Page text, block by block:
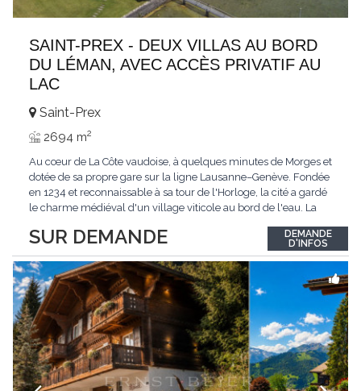
SAINT-PREX - DEUX VILLAS AU BORD
DU LÉMAN, AVEC ACCÈS PRIVATIF AU
LAC
SUR DEMANDE
Saint-Prex
2694 m2
Au cœur de La Côte vaudoise, à quelques minutes de Morges et
dotée de sa propre gare sur la ligne Lausanne–Genève. Fondée
en 1234 et reconnaissable à sa tour de l'Horloge, la cité a gardé
le charme médiéval d'un village viticole au bord de l'eau. La
immédiate des villes. Dans cet environnement privilégié, une
propriété...
DEMANDE
D'INFOS